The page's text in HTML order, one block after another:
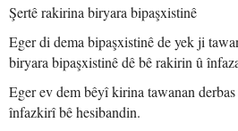
Şertê rakirina biryara bipaşxistinê
Eger di dema bipaşxistinê de yek ji
biryara bipaşxistinê dê bê rakirin û
Eger ev dem bêyî kirina tawanan
înfazkirî bê hesibandin.